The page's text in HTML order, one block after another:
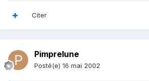
Citer
Pimprelune
Posté(e) 16 mai 2002